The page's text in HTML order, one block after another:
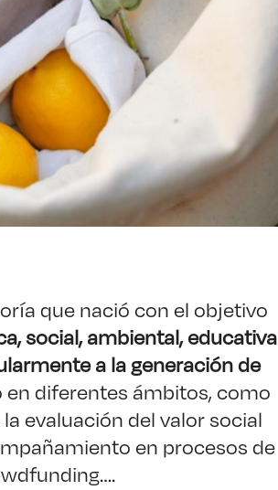
que nació con el objetivo
social, ambiental, educativa
a la generación de
en diferentes ámbitos, como
evaluación del valor social
en procesos de